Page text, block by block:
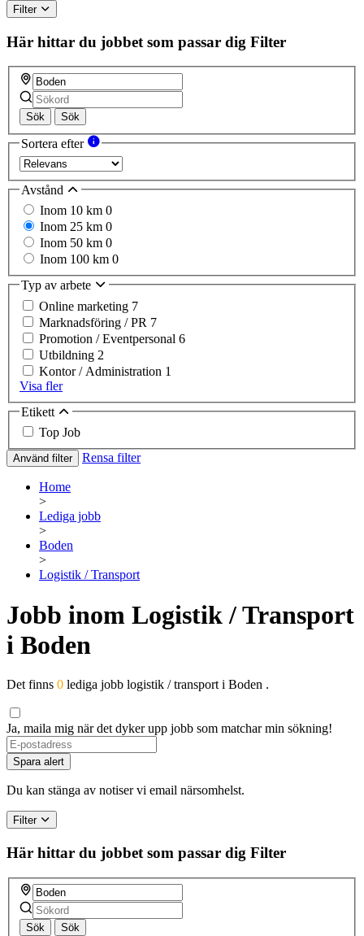
Filter
Här hittar du jobbet som passar dig Filter
Sök Sök
Sortera efter
Avstånd
Inom 10 km 0
Inom 25 km 0
Inom 50 km 0
Inom 100 km 0
Typ av arbete
Online marketing 7
Marknadsföring / PR 7
Promotion / Eventpersonal 6
Utbildning 2
Kontor / Administration 1
Visa fler
Etikett
Top Job
Använd filter Rensa filter
Home
>
Lediga jobb
>
Boden
>
Logistik / Transport
Jobb inom Logistik / Transport
i Boden
Det finns 0 lediga jobb logistik / transport i Boden .
Ja, maila mig när det dyker upp jobb som matchar min sökning!
Spara alert
Du kan stänga av notiser vi email närsomhelst.
Filter
Här hittar du jobbet som passar dig Filter
Sök Sök